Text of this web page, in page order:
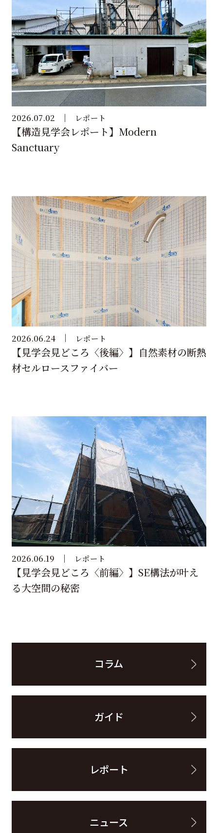
2026.07.02 レポート
【構造見学会レポート】Modern
Sanctuary
2026.06.24 レポート
【見学会見どころ〈後編〉】自然素材の断熱
材セルロースファイバー
2026.06.19 レポート
【見学会見どころ〈前編〉】SE構法が叶え
る大空間の秘密
コラム
ガイド
レポート
ニュース